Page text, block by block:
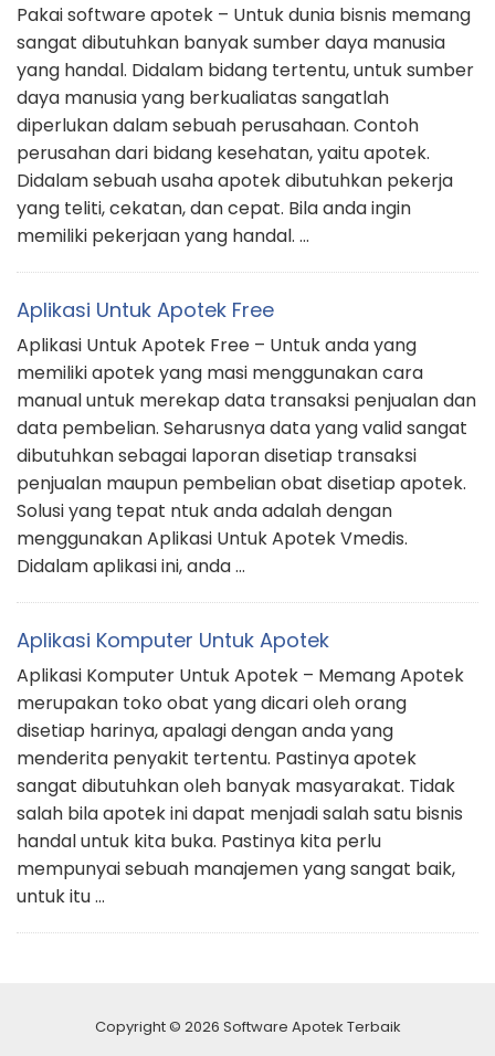
Pakai software apotek – Untuk dunia bisnis memang
sangat dibutuhkan banyak sumber daya manusia
yang handal. Didalam bidang tertentu, untuk sumber
daya manusia yang berkualiatas sangatlah
diperlukan dalam sebuah perusahaan. Contoh
perusahan dari bidang kesehatan, yaitu apotek.
Didalam sebuah usaha apotek dibutuhkan pekerja
yang teliti, cekatan, dan cepat. Bila anda ingin
memiliki pekerjaan yang handal. …
Aplikasi Untuk Apotek Free
Aplikasi Untuk Apotek Free – Untuk anda yang
memiliki apotek yang masi menggunakan cara
manual untuk merekap data transaksi penjualan dan
data pembelian. Seharusnya data yang valid sangat
dibutuhkan sebagai laporan disetiap transaksi
penjualan maupun pembelian obat disetiap apotek.
Solusi yang tepat ntuk anda adalah dengan
menggunakan Aplikasi Untuk Apotek Vmedis.
Didalam aplikasi ini, anda …
Aplikasi Komputer Untuk Apotek
Aplikasi Komputer Untuk Apotek – Memang Apotek
merupakan toko obat yang dicari oleh orang
disetiap harinya, apalagi dengan anda yang
menderita penyakit tertentu. Pastinya apotek
sangat dibutuhkan oleh banyak masyarakat. Tidak
salah bila apotek ini dapat menjadi salah satu bisnis
handal untuk kita buka. Pastinya kita perlu
mempunyai sebuah manajemen yang sangat baik,
untuk itu …
Copyright © 2026 Software Apotek Terbaik